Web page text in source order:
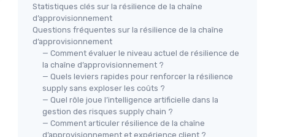
Statistiques clés sur la résilience de la chaîne
d’approvisionnement
Questions fréquentes sur la résilience de la chaîne
d’approvisionnement
— Comment évaluer le niveau actuel de résilience de
la chaîne d’approvisionnement ?
— Quels leviers rapides pour renforcer la résilience
supply sans exploser les coûts ?
— Quel rôle joue l’intelligence artificielle dans la
gestion des risques supply chain ?
— Comment articuler résilience de la chaîne
d’approvisionnement et expérience client ?